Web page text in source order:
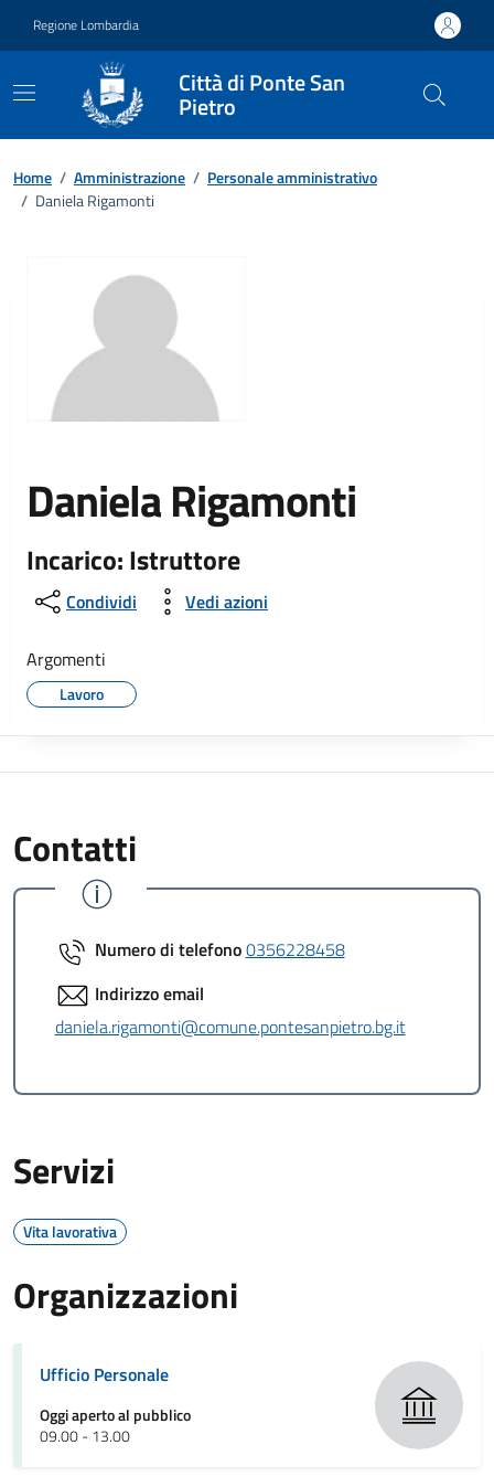
Regione Lombardia
Città di Ponte San
Pietro
Home / Amministrazione / Personale amministrativo
/ Daniela Rigamonti
Daniela Rigamonti
Incarico: Istruttore
Condividi Vedi azioni
Argomenti
Lavoro
Contatti
Numero di telefono0356228458
Indirizzo email
daniela.rigamonti@comune.pontesanpietro.bg.it
Servizi
Vita lavorativa
Organizzazioni
Ufficio Personale
Oggi aperto al pubblico
09.00 - 13.00